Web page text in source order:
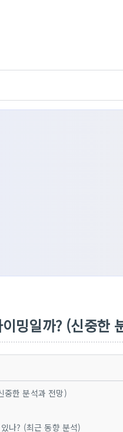
밍일까? (신중한
중한 분석과 전망)
나? (최근 동향 분석)